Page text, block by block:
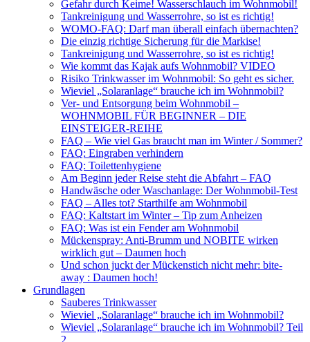
Gefahr durch Keime! Wasserschlauch im Wohnmobil!
Tankreinigung und Wasserrohre, so ist es richtig!
WOMO-FAQ: Darf man überall einfach übernachten?
Die einzig richtige Sicherung für die Markise!
Tankreinigung und Wasserrohre, so ist es richtig!
Wie kommt das Kajak aufs Wohnmobil? VIDEO
Risiko Trinkwasser im Wohnmobil: So geht es sicher.
Wieviel „Solaranlage“ brauche ich im Wohnmobil?
Ver- und Entsorgung beim Wohnmobil –
WOHNMOBIL FÜR BEGINNER – DIE
EINSTEIGER-REIHE
FAQ – Wie viel Gas braucht man im Winter / Sommer?
FAQ: Eingraben verhindern
FAQ: Toilettenhygiene
Am Beginn jeder Reise steht die Abfahrt – FAQ
Handwäsche oder Waschanlage: Der Wohnmobil-Test
FAQ – Alles tot? Starthilfe am Wohnmobil
FAQ: Kaltstart im Winter – Tip zum Anheizen
FAQ: Was ist ein Fender am Wohnmobil
Mückenspray: Anti-Brumm und NOBITE wirken
wirklich gut – Daumen hoch
Und schon juckt der Mückenstich nicht mehr: bite-
away : Daumen hoch!
Grundlagen
Sauberes Trinkwasser
Wieviel „Solaranlage“ brauche ich im Wohnmobil?
Wieviel „Solaranlage“ brauche ich im Wohnmobil? Teil
2